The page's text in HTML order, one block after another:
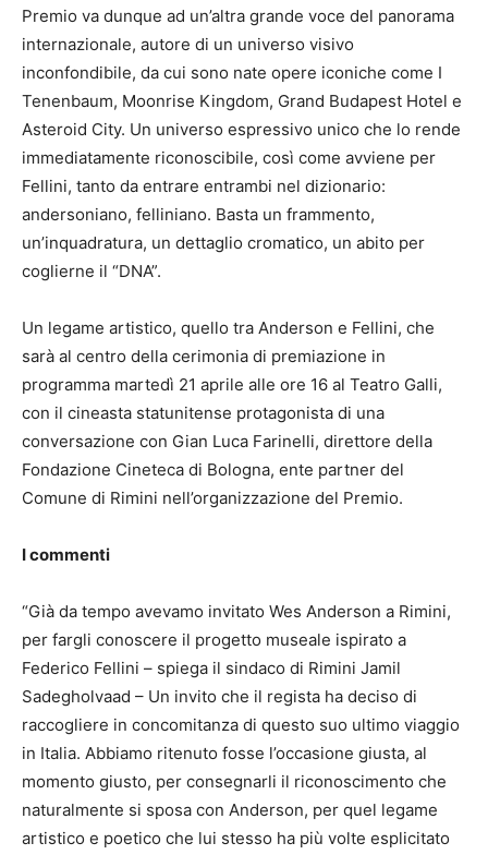
Premio va dunque ad un’altra grande voce del panorama
internazionale, autore di un universo visivo
inconfondibile, da cui sono nate opere iconiche come I
Tenenbaum, Moonrise Kingdom, Grand Budapest Hotel e
Asteroid City. Un universo espressivo unico che lo rende
immediatamente riconoscibile, così come avviene per
Fellini, tanto da entrare entrambi nel dizionario:
andersoniano, felliniano. Basta un frammento,
un’inquadratura, un dettaglio cromatico, un abito per
coglierne il “DNA”.
Un legame artistico, quello tra Anderson e Fellini, che
sarà al centro della cerimonia di premiazione in
programma martedì 21 aprile alle ore 16 al Teatro Galli,
con il cineasta statunitense protagonista di una
conversazione con Gian Luca Farinelli, direttore della
Fondazione Cineteca di Bologna, ente partner del
Comune di Rimini nell’organizzazione del Premio.
I commenti
“Già da tempo avevamo invitato Wes Anderson a Rimini,
per fargli conoscere il progetto museale ispirato a
Federico Fellini – spiega il sindaco di Rimini Jamil
Sadegholvaad – Un invito che il regista ha deciso di
raccogliere in concomitanza di questo suo ultimo viaggio
in Italia. Abbiamo ritenuto fosse l’occasione giusta, al
momento giusto, per consegnarli il riconoscimento che
naturalmente si sposa con Anderson, per quel legame
artistico e poetico che lui stesso ha più volte esplicitato